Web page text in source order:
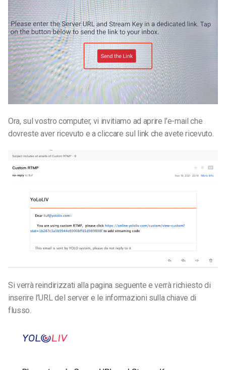
Ora, sul vostro computer, vi invitiamo ad aprire l’e-mail che
dovreste aver ricevuto e a cliccare sul link che avete ricevuto.
Si verrà reindirizzati alla pagina seguente e verrà richiesto di
inserire l’URL del server e le informazioni sulla chiave di
flusso.